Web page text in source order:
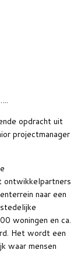
opdracht uit
projectmanager
ontwikkelpartners
naar een
woningen en ca.
Het wordt een
waar mensen